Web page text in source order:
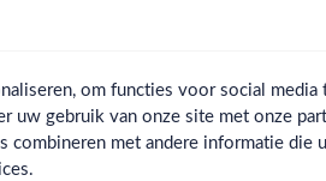
jaar of ouder?
om functies voor social media
gebruik van onze site met onze
combineren met andere informatie die
mijn korting